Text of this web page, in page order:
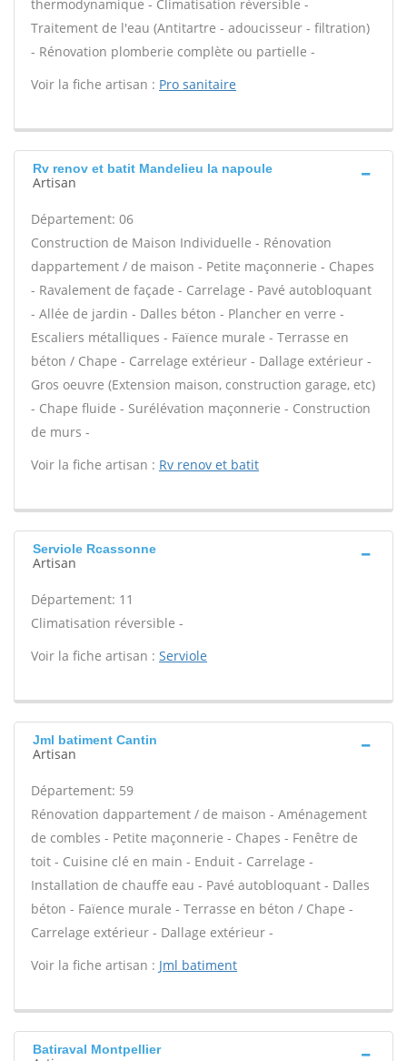
thermodynamique - Climatisation réversible -
Traitement de l'eau (Antitartre - adoucisseur - filtration)
- Rénovation plomberie complète ou partielle -
Voir la fiche artisan : Pro sanitaire
Rv renov et batit Mandelieu la napoule
Artisan
Département: 06
Construction de Maison Individuelle - Rénovation
dappartement / de maison - Petite maçonnerie - Chapes
- Ravalement de façade - Carrelage - Pavé autobloquant
- Allée de jardin - Dalles béton - Plancher en verre -
Escaliers métalliques - Faïence murale - Terrasse en
béton / Chape - Carrelage extérieur - Dallage extérieur -
Gros oeuvre (Extension maison, construction garage, etc)
- Chape fluide - Surélévation maçonnerie - Construction
de murs -
Voir la fiche artisan : Rv renov et batit
Serviole Rcassonne
Artisan
Département: 11
Climatisation réversible -
Voir la fiche artisan : Serviole
Jml batiment Cantin
Artisan
Département: 59
Rénovation dappartement / de maison - Aménagement
de combles - Petite maçonnerie - Chapes - Fenêtre de
toit - Cuisine clé en main - Enduit - Carrelage -
Installation de chauffe eau - Pavé autobloquant - Dalles
béton - Faïence murale - Terrasse en béton / Chape -
Carrelage extérieur - Dallage extérieur -
Voir la fiche artisan : Jml batiment
Batiraval Montpellier